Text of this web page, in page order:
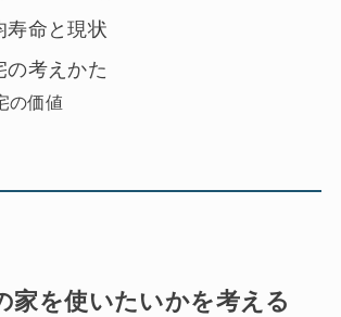
寿命と現状
の考えかた
の価値
家を使いたいかを考える